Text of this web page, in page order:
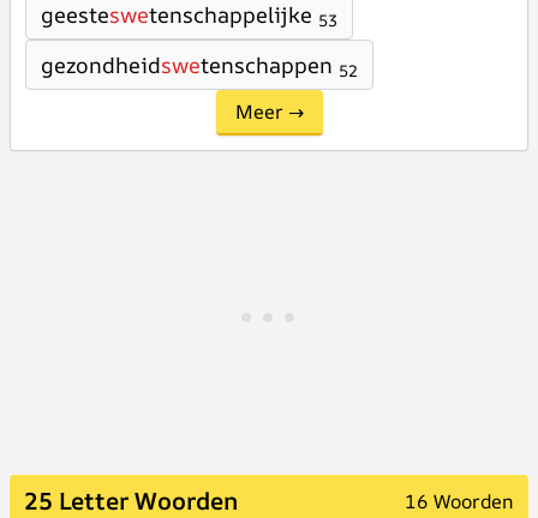
geesteswetenschappelijke 53
gezondheidswetenschappen 52
Meer →
25 Letter Woorden 16 Woorden